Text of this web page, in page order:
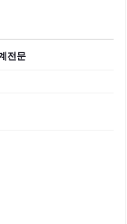
전문